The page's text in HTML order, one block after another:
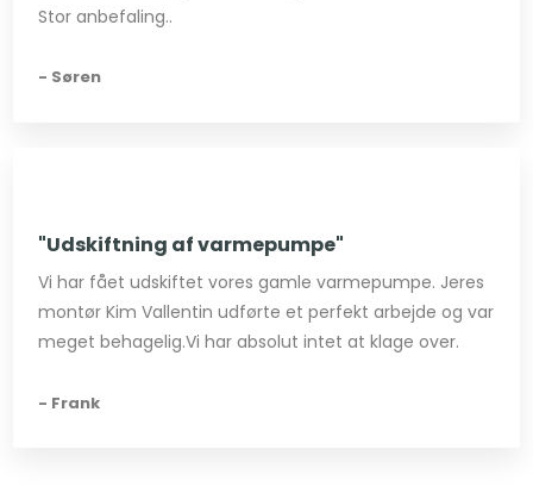
Stor anbefaling..
- Søren
"Udskiftning af varmepumpe"
Vi har fået udskiftet vores gamle varmepumpe. Jeres
montør Kim Vallentin udførte et perfekt arbejde og var
meget behagelig.Vi har absolut intet at klage over.
- Frank